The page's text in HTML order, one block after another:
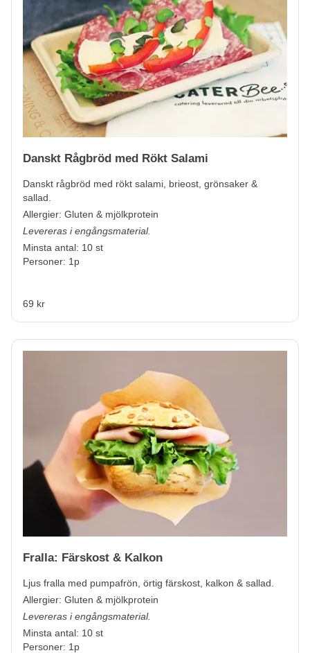
Danskt Rågbröd med Rökt Salami
Danskt rågbröd med rökt salami, brieost, grönsaker &
sallad.
Allergier: Gluten & mjölkprotein
Levereras i engångsmaterial.
Minsta antal: 10 st
Personer: 1p
69 kr
Fralla: Färskost & Kalkon
Ljus fralla med pumpafrön, örtig färskost, kalkon & sallad.
Allergier: Gluten & mjölkprotein
Levereras i engångsmaterial.
Minsta antal: 10 st
Personer: 1p